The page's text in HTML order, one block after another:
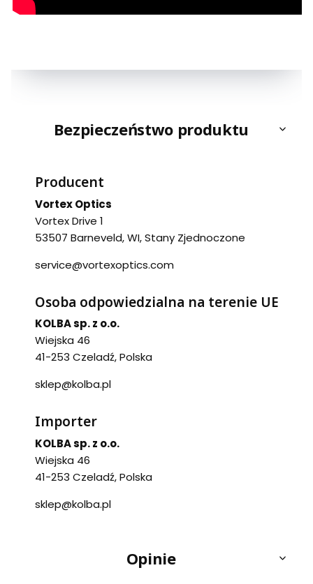
Bezpieczeństwo produktu
Producent
Vortex Optics
Vortex Drive 1
53507 Barneveld, WI, Stany Zjednoczone
service@vortexoptics.com
Osoba odpowiedzialna na terenie UE
KOLBA sp. z o.o.
Wiejska 46
41-253 Czeladź, Polska
sklep@kolba.pl
Importer
KOLBA sp. z o.o.
Wiejska 46
41-253 Czeladź, Polska
sklep@kolba.pl
Opinie